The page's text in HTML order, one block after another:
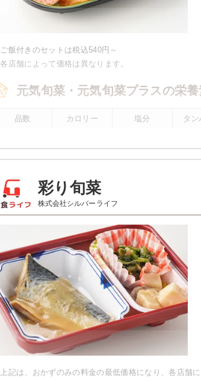
ご飯付きのセットは税込540円～
各店舗によって価格は異なります。
元気旬菜・元気旬菜プラスの栄養
品数 カロリー 塩分 タン
元気旬菜・元気旬菜プラスのメニ
豚肉とナスの味噌炒め
麩と榎のさっと煮
マーボー豆腐
小松菜と玉葱のツナ和え
栄養素
-
※メニューの補足
彩り旬菜
株式会社シルバーライフ
上記は、おかずのみの料金の最低価格になり、各店舗